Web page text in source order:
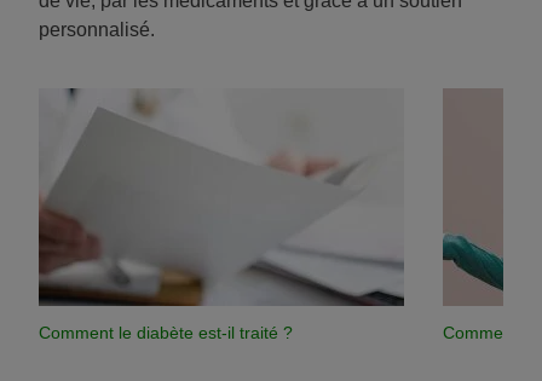
personnalisé.
Comment le diabète est-il traité ? Comment